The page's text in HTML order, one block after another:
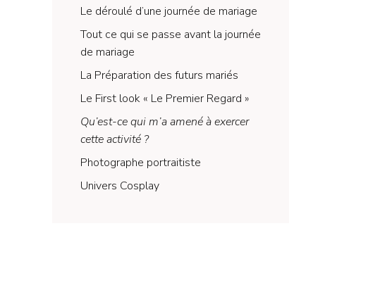
Le déroulé d’une journée de mariage
Tout ce qui se passe avant la journée
de mariage
La Préparation des futurs mariés
Le First look « Le Premier Regard »
Qu’est-ce qui m’a amené à exercer
cette activité ?
Photographe portraitiste
Univers Cosplay